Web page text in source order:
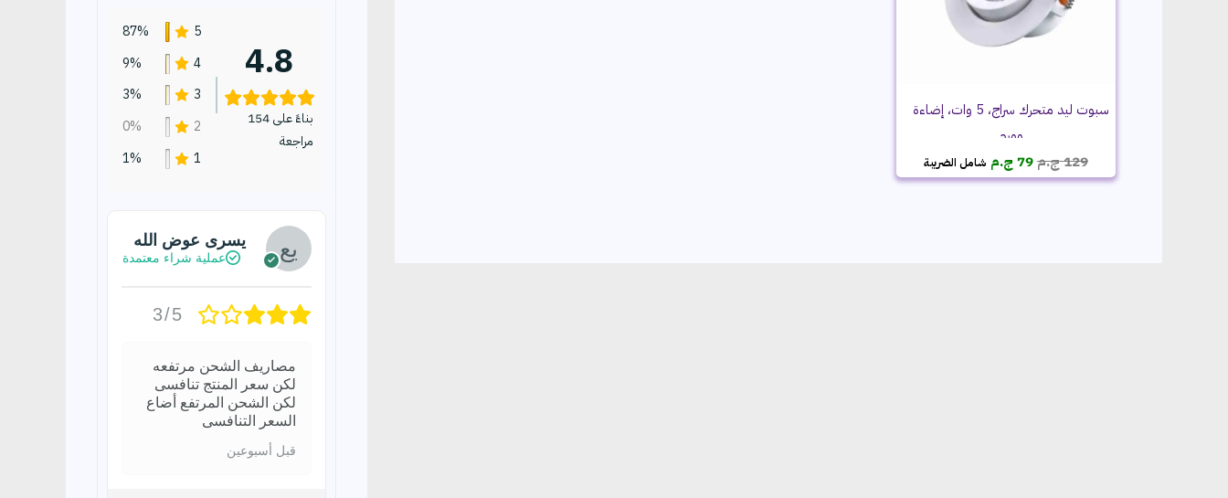
سبوت ليد متحرك سراج، 5 وات، إضاءة
وورم
129ج.مالسعر
الأصلي
79 ج.م السعر
الحالي
شامل الضريبة
4.8
بناءً على 154
مراجعة
5
87%
4
9%
3
3%
2
0%
1
1%
يسرى عوض الله
عملية شراء معتمدة
3/5
مصاريف الشحن مرتفعه
لكن سعر المنتج تنافسى
لكن الشحن المرتفع أضاع
السعر التنافسى
قبل أسبوعين